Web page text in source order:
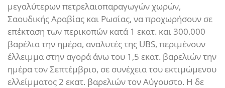
μεγαλύτερων πετρελαιοπαραγωγών χωρών,
Σαουδικής Αραβίας και Ρωσίας, να προχωρήσουν σε
επέκταση των περικοπών κατά 1 εκατ. και 300.000
βαρέλια την ημέρα, αναλυτές της UBS, περιμένουν
έλλειμμα στην αγορά άνω του 1,5 εκατ. βαρελιών την
ημέρα τον Σεπτέμβριο, σε συνέχεια του εκτιμώμενου
ελλείμματος 2 εκατ. βαρελιών τον Αύγουστο. Η δε